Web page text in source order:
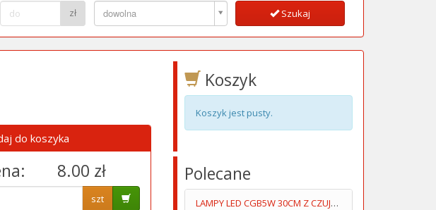
do:
zł dowolna
Kategoria:
Szukaj
do koszyka
8.00 zł
szt
Koszyk
Koszyk jest pusty.
Polecane
LAMPY LED CGB5W 30CM Z CZUJKĄ RUCHU ŚCIEMNIALNE KPL=2SZT